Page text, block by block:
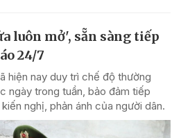
luôn mở', sẵn sàng tiếp
24/7
hiện nay duy trì chế độ thường
ngày trong tuần, bảo đảm tiếp
nghị, phản ánh của người dân.